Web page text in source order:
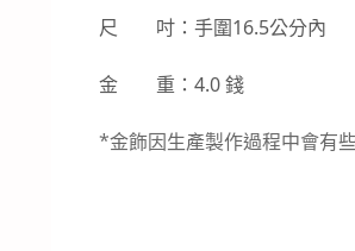
尺 吋：手圍16.5公分內
金 重：4.0 錢
*金飾因生產製作過程中會有